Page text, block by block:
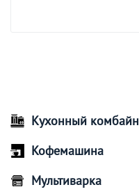
Кухонный комбайн
Кофемашина
Мультиварка